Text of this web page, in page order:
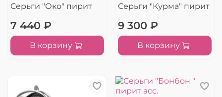
Серьги "Око" пирит
7 440 ₽
В корзину
Серьги "Курма" пирит
9 300 ₽
В корзину